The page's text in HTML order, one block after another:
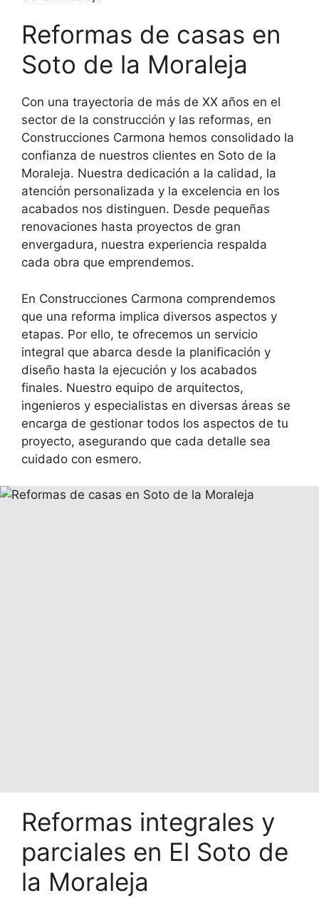
Reformas de casas en
Soto de la Moraleja
Con una trayectoria de más de XX años en el
sector de la construcción y las reformas, en
Construcciones Carmona hemos consolidado la
confianza de nuestros clientes en Soto de la
Moraleja. Nuestra dedicación a la calidad, la
atención personalizada y la excelencia en los
acabados nos distinguen. Desde pequeñas
renovaciones hasta proyectos de gran
envergadura, nuestra experiencia respalda
cada obra que emprendemos.
En Construcciones Carmona comprendemos
que una reforma implica diversos aspectos y
etapas. Por ello, te ofrecemos un servicio
integral que abarca desde la planificación y
diseño hasta la ejecución y los acabados
finales. Nuestro equipo de arquitectos,
ingenieros y especialistas en diversas áreas se
encarga de gestionar todos los aspectos de tu
proyecto, asegurando que cada detalle sea
cuidado con esmero.
Reformas integrales y
parciales en El Soto de
la Moraleja